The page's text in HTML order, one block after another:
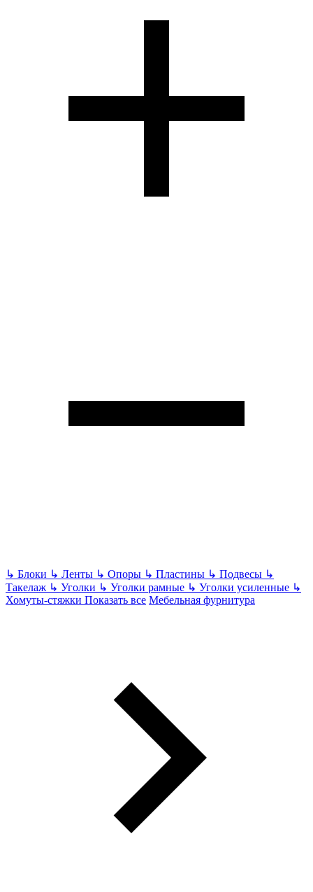
↳ Блоки ↳ Ленты ↳ Опоры ↳ Пластины ↳ Подвесы ↳
Такелаж ↳ Уголки ↳ Уголки рамные ↳ Уголки усиленные ↳
Хомуты-стяжки Показать все Мебельная фурнитура